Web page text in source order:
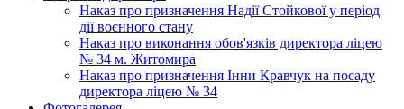
Наказ про призначення Надії Стойкової у період
дії воєнного стану
Наказ про виконання обов'язків директора ліцею
№ 34 м. Житомира
Наказ про призначення Інни Кравчук на посаду
директора ліцею № 34